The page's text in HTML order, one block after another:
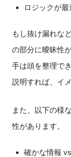
ロジックが
もし抜け漏れな
の部分に曖昧性
手は頭を整理で
説明すれば、イ
また、以下の様
性があります。
確かな情報